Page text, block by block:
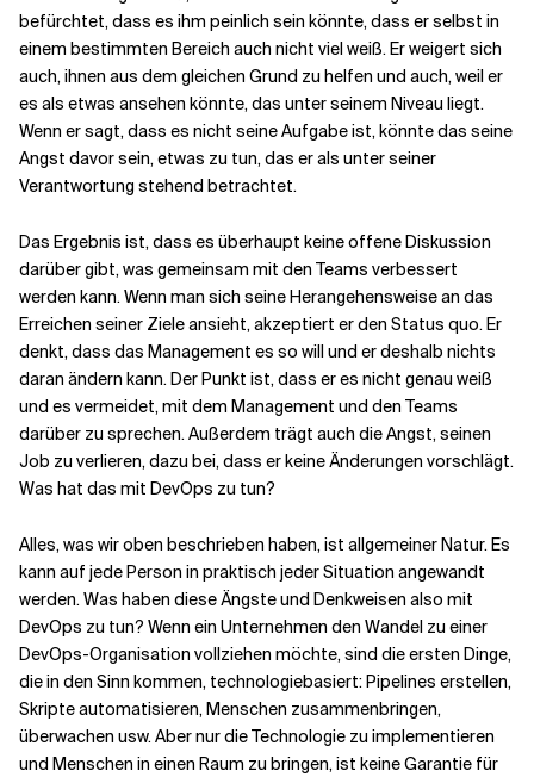
befürchtet, dass es ihm peinlich sein könnte, dass er selbst in
einem bestimmten Bereich auch nicht viel weiß. Er weigert sich
auch, ihnen aus dem gleichen Grund zu helfen und auch, weil er
es als etwas ansehen könnte, das unter seinem Niveau liegt.
Wenn er sagt, dass es nicht seine Aufgabe ist, könnte das seine
Angst davor sein, etwas zu tun, das er als unter seiner
Verantwortung stehend betrachtet.
Das Ergebnis ist, dass es überhaupt keine offene Diskussion
darüber gibt, was gemeinsam mit den Teams verbessert
werden kann. Wenn man sich seine Herangehensweise an das
Erreichen seiner Ziele ansieht, akzeptiert er den Status quo. Er
denkt, dass das Management es so will und er deshalb nichts
daran ändern kann. Der Punkt ist, dass er es nicht genau weiß
und es vermeidet, mit dem Management und den Teams
darüber zu sprechen. Außerdem trägt auch die Angst, seinen
Job zu verlieren, dazu bei, dass er keine Änderungen vorschlägt.
Was hat das mit DevOps zu tun?
Alles, was wir oben beschrieben haben, ist allgemeiner Natur. Es
kann auf jede Person in praktisch jeder Situation angewandt
werden. Was haben diese Ängste und Denkweisen also mit
DevOps zu tun? Wenn ein Unternehmen den Wandel zu einer
DevOps-Organisation vollziehen möchte, sind die ersten Dinge,
die in den Sinn kommen, technologiebasiert: Pipelines erstellen,
Skripte automatisieren, Menschen zusammenbringen,
überwachen usw. Aber nur die Technologie zu implementieren
und Menschen in einen Raum zu bringen, ist keine Garantie für